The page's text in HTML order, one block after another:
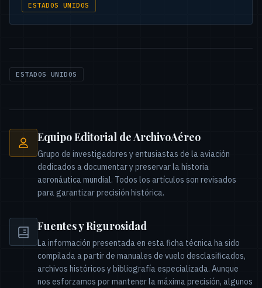
ESTADOS UNIDOS
ESTADOS UNIDOS
Equipo Editorial de ArchivoAéreo
Grupo de investigadores y entusiastas de la aviación
dedicados a documentar y preservar la historia
aeronáutica mundial. Todos los artículos son revisados
para garantizar precisión histórica.
Fuentes y Rigurosidad
La información presentada en esta ficha técnica ha sido
compilada a partir de manuales de vuelo desclasificados,
archivos históricos y bibliografía especializada. Aunque
nos esforzamos por mantener la máxima precisión, algunos